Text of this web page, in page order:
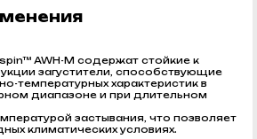
AWH-M содержат стойкие к
загустители, способствующие
температурных характеристик в
диапазоне и при длительном
застывания, что позволяет
климатических условиях.